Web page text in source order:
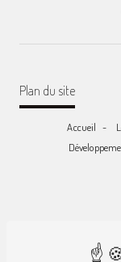
Plan du site
Accueil
Thérapie individuelle